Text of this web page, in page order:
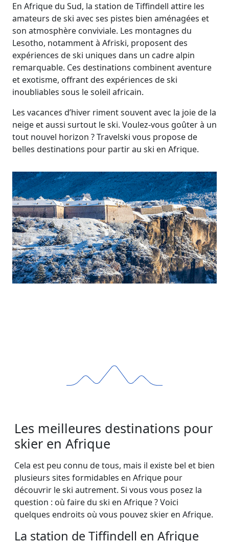
En Afrique du Sud, la station de Tiffindell attire les
amateurs de ski avec ses pistes bien aménagées et
son atmosphère conviviale. Les montagnes du
Lesotho, notamment à Afriski, proposent des
expériences de ski uniques dans un cadre alpin
remarquable. Ces destinations combinent aventure
et exotisme, offrant des expériences de ski
inoubliables sous le soleil africain.
Les vacances d’hiver riment souvent avec la joie de la
neige et aussi surtout le ski. Voulez-vous goûter à un
tout nouvel horizon ? Travelski vous propose de
belles destinations pour partir au ski en Afrique.
Les meilleures destinations pour
skier en Afrique
Cela est peu connu de tous, mais il existe bel et bien
plusieurs sites formidables en Afrique pour
découvrir le ski autrement. Si vous vous posez la
question : où faire du ski en Afrique ? Voici
quelques endroits où vous pouvez skier en Afrique.
La station de Tiffindell en Afrique